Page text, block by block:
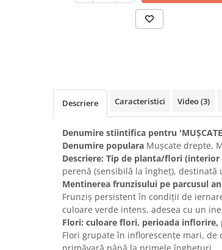
Descriere Caracteristici Video(3)
Denumire stiintifica pentru 'MUȘCATE
Denumire populara Mușcate drepte,
Descriere: Tip de planta/flori (interior
perenă (sensibilă la îngheț),
Mentinerea frunzisului pe parcusul
Frunziș persistent în condiții de
culoare verde intens, adesea cu un
Flori: culoare flori, perioada inflorire,
Flori grupate în inflorescențe mari,